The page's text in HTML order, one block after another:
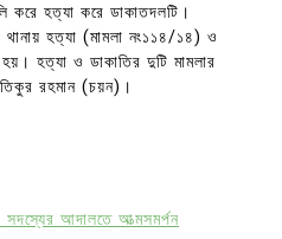
করে হত্যা করে ডাকাতদলটি।
হত্যা (মামলা নং১১৪/১৪) ও
হয়। হত্যা ও ডাকাতির দুটি মামলার
রহমান (চয়ন)।
সদস্যের আদালতে আত্মসমর্পন